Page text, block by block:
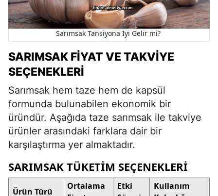
Sarımsak Tansiyona İyi Gelir mi?
SARIMSAK FIYAT VE TAKVIYE
SEÇENEKLERI
Sarımsak hem taze hem de kapsül
formunda bulunabilen ekonomik bir
üründür. Aşağıda taze sarımsak ile takviye
ürünler arasındaki farklara dair bir
karşılaştırma yer almaktadır.
SARIMSAK TÜKETIM SEÇENEKLERI
Ürün Türü
Ortalama
Etki
Kullanım